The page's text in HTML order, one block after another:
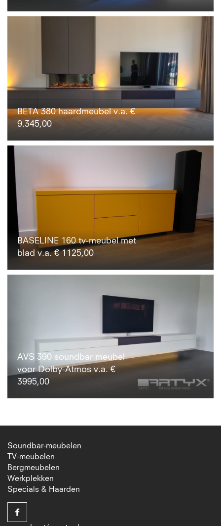
BETA 380 haardmeubel v.a. €
9.345,00
BASELINE 160 tv-meubel met
blad v.a. € 1125,00
AVS 390 soundbar meubel
voor Dolby-Atmos v.a. €
3995,00
Soundbar-meubelen
TV-meubelen
Bergmeubelen
Werkplekken
Specials & Haarden